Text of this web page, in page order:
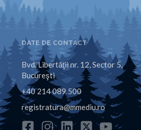
DATE DE CONTACT
Bvd. Libertăţii nr. 12, Sector 5,
Bucureşti
+40 214 089 500
registratura@mmediu.ro